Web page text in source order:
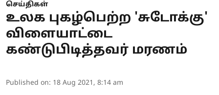
செய்திகள்
உலக புகழ்பெற்ற 'சுடோக்கு'
விளையாட்டை
கண்டுபிடித்தவர் மரணம்
Published on: 18 Aug 2021, 8:14 am